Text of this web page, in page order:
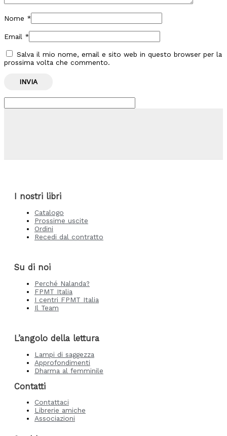
Nome *
Email *
Salva il mio nome, email e sito web in questo browser per la
prossima volta che commento.
I nostri libri
Catalogo
Prossime uscite
Ordini
Recedi dal contratto
Su di noi
Perché Nalanda?
FPMT Italia
I centri FPMT Italia
Il Team
L’angolo della lettura
Lampi di saggezza
Approfondimenti
Dharma al femminile
Contatti
Contattaci
Librerie amiche
Associazioni